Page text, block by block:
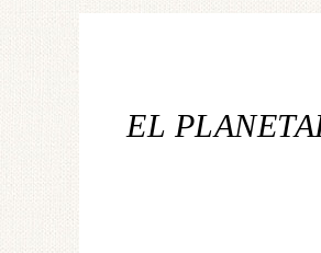
EL